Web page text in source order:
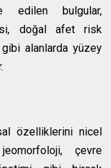
edilen bulgular,
doğal afet risk
alanlarda yüzey
özelliklerini nicel
çevre